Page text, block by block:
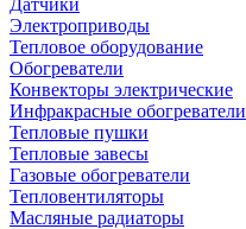
Датчики
Электроприводы
Тепловое оборудование
Обогреватели
Конвекторы электрические
Инфракрасные обогреватели
Тепловые пушки
Тепловые завесы
Газовые обогреватели
Тепловентиляторы
Масляные радиаторы